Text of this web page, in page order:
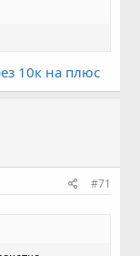
10к на плюс
#71